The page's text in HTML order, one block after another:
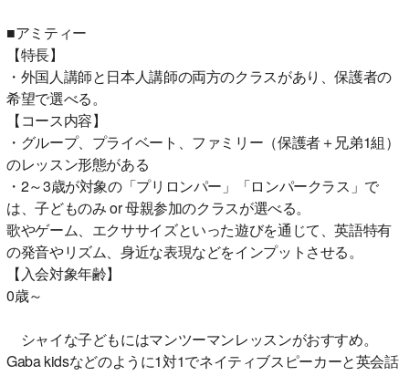
■アミティー
【特長】
・外国人講師と日本人講師の両方のクラスがあり、保護者の
希望で選べる。
【コース内容】
・グループ、プライベート、ファミリー（保護者＋兄弟1組）
のレッスン形態がある
・2～3歳が対象の「プリロンパー」「ロンパークラス」で
は、子どものみ or 母親参加のクラスが選べる。
歌やゲーム、エクササイズといった遊びを通じて、英語特有
の発音やリズム、身近な表現などをインプットさせる。
【入会対象年齢】
0歳～
シャイな子どもにはマンツーマンレッスンがおすすめ。
Gaba kidsなどのように1対1でネイティブスピーカーと英会話